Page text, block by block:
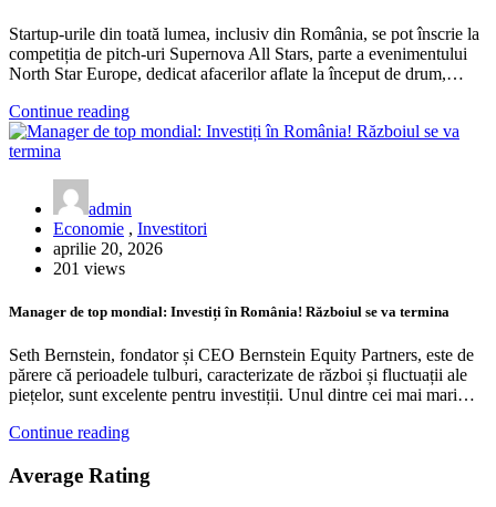
Startup-urile din toată lumea, inclusiv din România, se pot înscrie la
competiția de pitch-uri Supernova All Stars, parte a evenimentului
North Star Europe, dedicat afacerilor aflate la început de drum,…
Continue reading
admin
Economie , Investitori
aprilie 20, 2026
201 views
Manager de top mondial: Investiți în România! Războiul se va termina
Seth Bernstein, fondator și CEO Bernstein Equity Partners, este de
părere că perioadele tulburi, caracterizate de război și fluctuații ale
piețelor, sunt excelente pentru investiții. Unul dintre cei mai mari…
Continue reading
Average Rating